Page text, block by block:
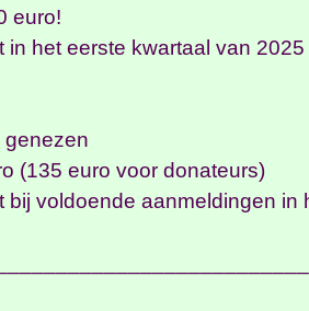
euro!
in het eerste kwartaal van 2025
genezen
(135 euro voor donateurs)
bij voldoende aanmeldingen in